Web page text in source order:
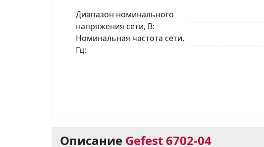
Диапазон номинального
напряжения сети, В
Номинальная частота сети,
Гц
Описание Gefest 6702-04